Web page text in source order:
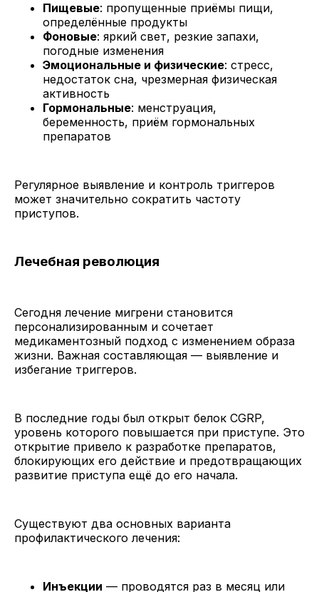
Пищевые: пропущенные приёмы пищи,
определённые продукты
Фоновые: яркий свет, резкие запахи,
погодные изменения
Эмоциональные и физические: стресс,
недостаток сна, чрезмерная физическая
активность
Гормональные: менструация,
беременность, приём гормональных
препаратов
Регулярное выявление и контроль триггеров
может значительно сократить частоту
приступов.
Лечебная революция
Сегодня лечение мигрени становится
персонализированным и сочетает
медикаментозный подход с изменением образа
жизни. Важная составляющая — выявление и
избегание триггеров.
В последние годы был открыт белок CGRP,
уровень которого повышается при приступе. Это
открытие привело к разработке препаратов,
блокирующих его действие и предотвращающих
развитие приступа ещё до его начала.
Существуют два основных варианта
профилактического лечения:
Инъекции — проводятся раз в месяц или